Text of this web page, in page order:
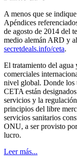
A menos que se
Apéndices
de agosto de 2014 del
medio alemán ARD y
secretdeals.info/ceta.
El tratamiento del agua
comerciales
nivel global. Donde los
CETA están
servicios y la
principios del libre
servicios sanitarios
ONU, a ser provisto
lucro.
Leer más...